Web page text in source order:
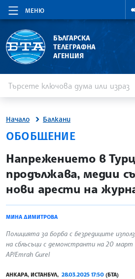
МЕНЮ
БЪЛГАРСКА
ТЕЛЕГРАФНА
АГЕНЦИЯ
Начало Балкани
ОБОБЩЕНИЕ
site.bta
Напрежението в
продължава, медии
нови арести на
МИНА ДИМИТРОВА
Полицията за борба с безредиците
на сблъсъци с демонстранти на 20 март
AP/Emrah Gurel
АНКАРА, ИСТАНБУЛ, 28.03.2025 17:50 (БТА)